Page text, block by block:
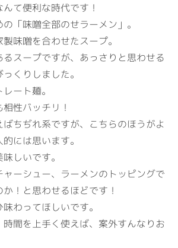
て便利な時代です！
「味噌全部のせラーメン」。
味噌を合わせたスープ。
スープですが、あっさりと思わせる
くりしました。
ート麺。
性バッチリ！
ちぢれ系ですが、こちらのほうがよ
には思います。
しいです。
ーシュー、ラーメンのトッピングで
！と思わせるほどです！
わってほしいです。
間を上手く使えば、案外すんなりお